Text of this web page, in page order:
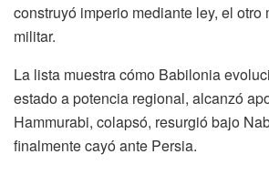
construyó imperio mediante ley, el otro
militar.
La lista muestra cómo Babilonia
estado a potencia regional, alcanzó
Hammurabi, colapsó, resurgió bajo
finalmente cayó ante Persia.